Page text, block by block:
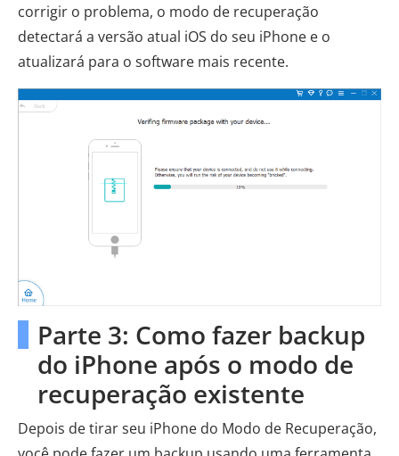
corrigir o problema, o modo de recuperação
detectará a versão atual iOS do seu iPhone e o
atualizará para o software mais recente.
Parte 3: Como fazer backup
do iPhone após o modo de
recuperação existente
Depois de tirar seu iPhone do Modo de Recuperação,